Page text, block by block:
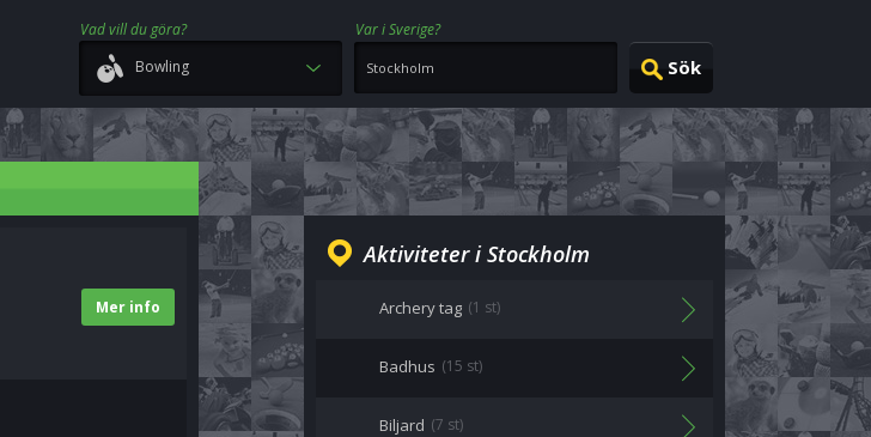
Vad vill du göra?
Var i Sverige?
Bowling
Mer info
Aktiviteter i Stockholm
Archery tag (1 st)
Badhus (15 st)
Biljard (7 st)